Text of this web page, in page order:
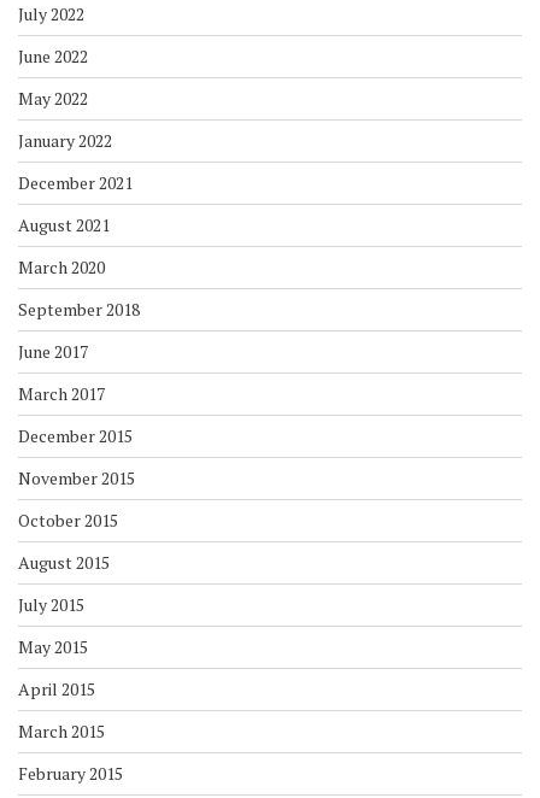
July 2022
June 2022
May 2022
January 2022
December 2021
August 2021
March 2020
September 2018
June 2017
March 2017
December 2015
November 2015
October 2015
August 2015
July 2015
May 2015
April 2015
March 2015
February 2015